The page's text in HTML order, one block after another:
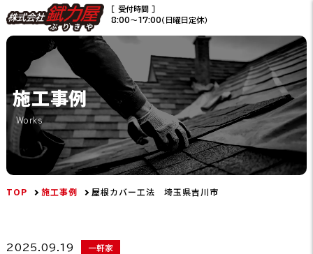
［ 受付時間 ］
8:00〜17:00（日曜日定休）
施工事例
Works
TOP 施工事例 屋根カバー工法 埼玉県吉川市
2025.09.19
一軒家